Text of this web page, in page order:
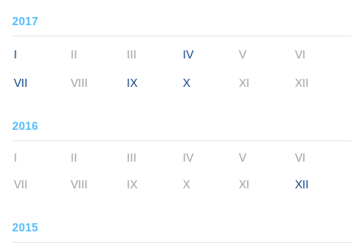
2017
I II III IV V VI
VII VIII IX X XI XII
2016
I II III IV V VI
VII VIII IX X XI XII
2015